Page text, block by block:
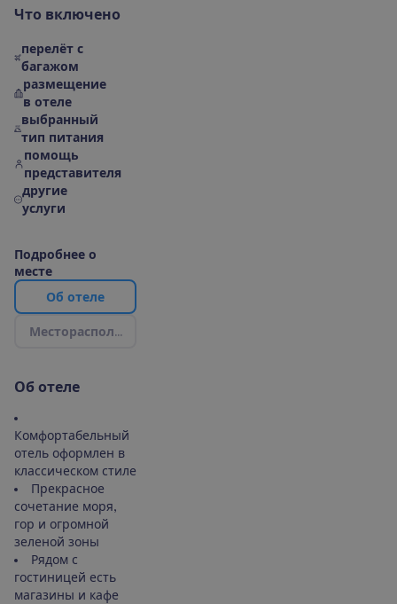
Что включено
перелёт с
багажом
размещение
в отеле
выбранный
тип питания
помощь
представителя
другие
услуги
Подробнее о
месте
Об отеле
Месторасполож
Об отеле
Комфортабельный
отель оформлен в
классическом стиле
Прекрасное
сочетание моря,
гор и огромной
зеленой зоны
Рядом с
гостиницей есть
магазины и кафе